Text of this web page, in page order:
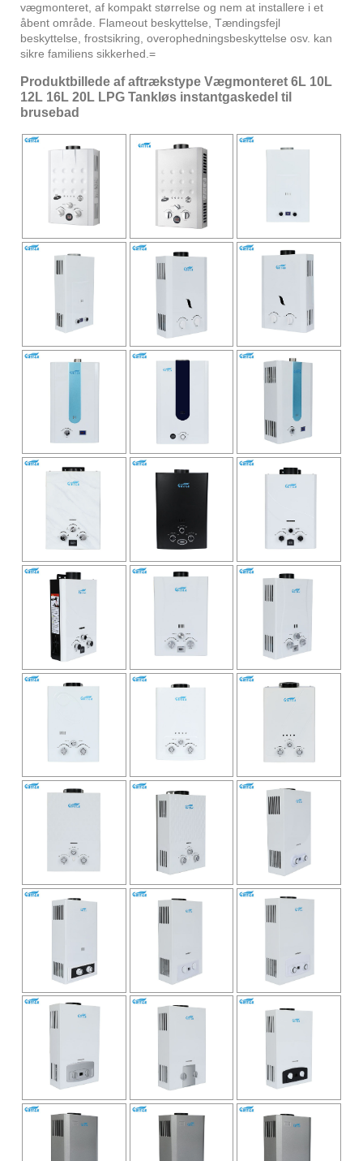
vægmonteret, af kompakt størrelse og nem at installere i et
åbent område. Flameout beskyttelse, Tændingsfejl
beskyttelse, frostsikring, overophedningsbeskyttelse osv. kan
sikre familiens sikkerhed.=
Produktbillede af aftrækstype Vægmonteret 6L 10L
12L 16L 20L LPG Tankløs instantgaskedel til
brusebad